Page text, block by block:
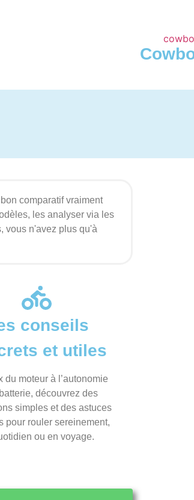
comparatif vraiment
les analyser via les
vous n'avez plus qu'à
conseils
et utiles
du moteur à l’autonomie
découvrez des
simples et des astuces
pour rouler sereinement,
ou en voyage.